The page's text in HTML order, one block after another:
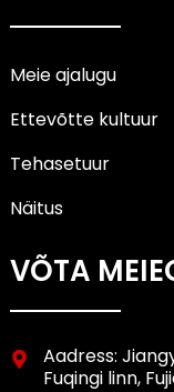
Meie ajalugu
Ettevõtte kultuur
Tehasetuur
Näitus
VÕTA
Aadress:
Fuqingi linn,